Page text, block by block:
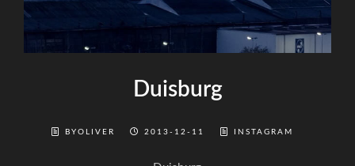
Duisburg
BYOLIVER 2013-12-11 INSTAGRAM